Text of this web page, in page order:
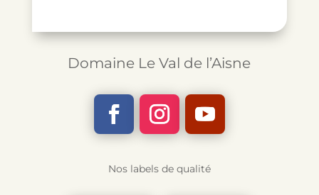
Domaine Le Val de l’Aisne
Nos labels de qualité